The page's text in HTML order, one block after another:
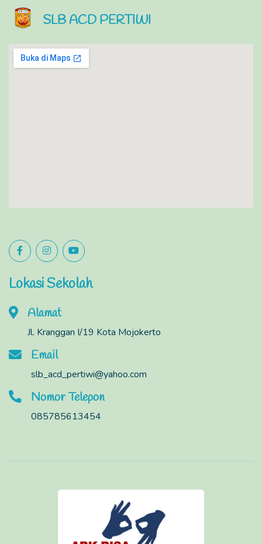
SLB ACD PERTIWI
Lokasi Sekolah
Alamat
Jl. Kranggan I/19 Kota Mojokerto
Email
slb_acd_pertiwi@yahoo.com
Nomor Telepon
085785613454